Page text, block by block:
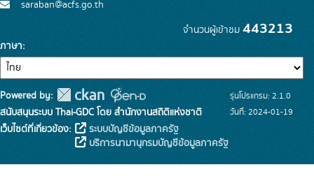
saraban@acfs.go.th
จำนวนผู้เข้าชม 443213
ภาษา
Powered by:
สนับสนุนระบบ Thai-GDC โดย สำนักงานสถิติแห่งชาติ
เว็บไซต์ที่เกี่ยวข้อง:
ระบบบัญชีข้อมูลภาครัฐ
บริการนามานุกรมบัญชีข้อมูลภาครัฐ
รุ่นโปรแกรม: 2.1.0
วันที่: 2024-01-19